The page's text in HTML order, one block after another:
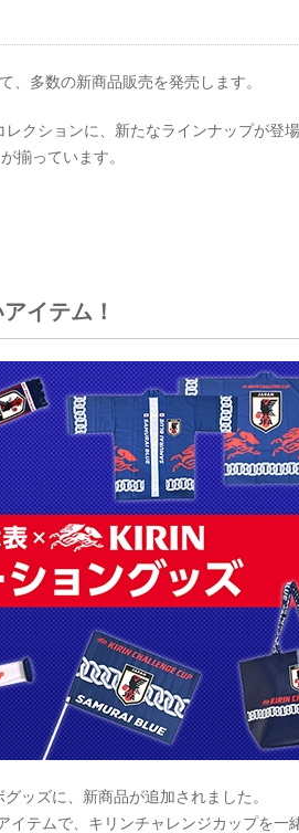
、多数の新商品販売を発売します。
クションに、新たなラインナップが登場
揃っています。
イテム！
ッズに、新商品が追加されました。
テムで、キリンチャレンジカップを一